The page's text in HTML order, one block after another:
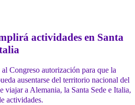
actividades en Santa
Congreso autorización para que la
ausentarse del territorio nacional del
viajar a Alemania, la Santa Sede e Italia,
actividades.